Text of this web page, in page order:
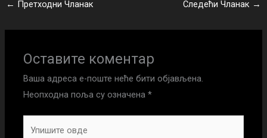
← Претходни Чланак Следећи Чланак →
Оставите коментар
Ваша адреса е-поште неће бити објављена.
Неопходна поља су означена*